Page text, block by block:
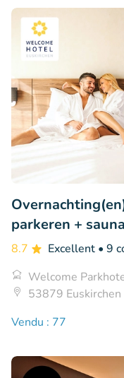
parkeren +
8.7 Excellent • 9
Welcome
53879
Vendu : 77